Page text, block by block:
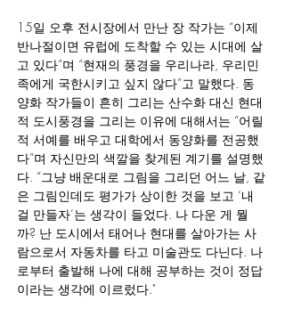
15일 오후 전시장에서 만난 장 작가는 “이제
반나절이면 유럽에 도착할 수 있는 시대에 살
고 있다”며 “현재의 풍경을 우리나라, 우리민
족에게 국한시키고 싶지 않다”고 말했다. 동
양화 작가들이 흔히 그리는 산수화 대신 현대
적 도시풍경을 그리는 이유에 대해서는 “어릴
적 서예를 배우고 대학에서 동양화를 전공했
다”며 자신만의 색깔을 찾게된 계기를 설명했
다. “그냥 배운대로 그림을 그리던 어느 날, 같
은 그림인데도 평가가 상이한 것을 보고 ‘내
걸 만들자’는 생각이 들었다. 나 다운 게 뭘
까? 난 도시에서 태어나 현대를 살아가는 사
람으로서 자동차를 타고 미술관도 다닌다. 나
로부터 출발해 나에 대해 공부하는 것이 정답
이라는 생각에 이르렀다."